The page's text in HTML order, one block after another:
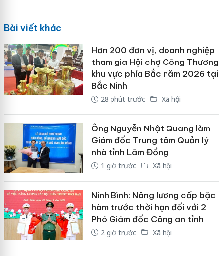
Bài viết khác
Hơn 200 đơn vị, doanh nghiệp
tham gia Hội chợ Công Thương
khu vực phía Bắc năm 2026 tại
Bắc Ninh
28 phút trước Xã hội
Ông Nguyễn Nhật Quang làm
Giám đốc Trung tâm Quản lý
nhà tỉnh Lâm Đồng
1 giờ trước Xã hội
Ninh Bình: Nâng lương cấp bậc
hàm trước thời hạn đối với 2
Phó Giám đốc Công an tỉnh
2 giờ trước Xã hội